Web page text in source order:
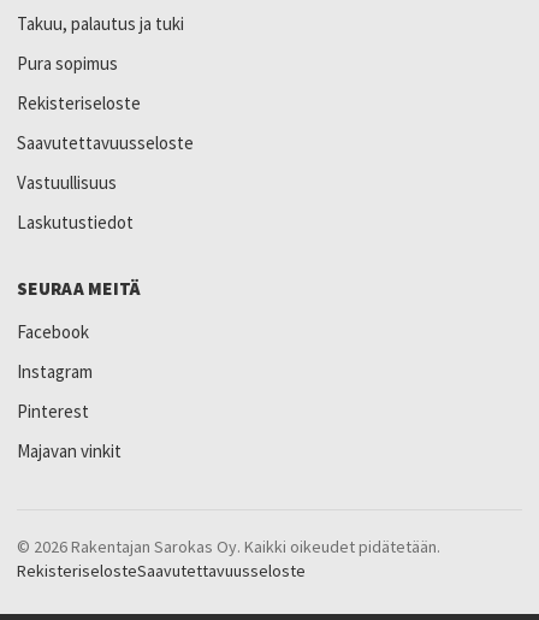
Takuu, palautus ja tuki
Pura sopimus
Rekisteriseloste
Saavutettavuusseloste
Vastuullisuus
Laskutustiedot
SEURAA MEITÄ
Facebook
Instagram
Pinterest
Majavan vinkit
© 2026 Rakentajan Sarokas Oy. Kaikki oikeudet pidätetään.
RekisteriselosteSaavutettavuusseloste